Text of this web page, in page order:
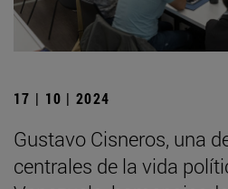
17 | 10 | 2024
Gustavo Cisneros, una
centrales de la vida